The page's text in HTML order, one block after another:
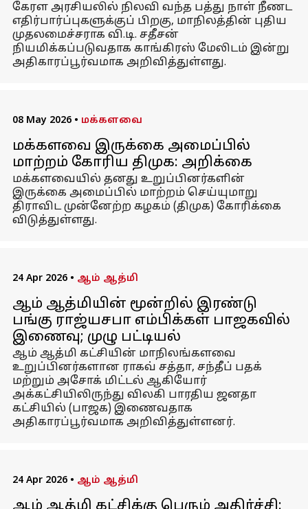
கேரள அரசியலில் நிலவி வந்த பத்து நாள் நீணட
எதிர்பார்ப்புகளுக்குப் பிறகு, மாநிலத்தின் புதிய
முதலமைச்சராக வி.டி. சதீசன்
நியமிக்கப்படுவதாக காங்கிரஸ் மேலிடம் இன்று
அதிகாரப்பூர்வமாக அறிவித்துள்ளது.
08 May 2026 • மக்களவை
மக்களவை இருக்கை அமைப்பில்
மாற்றம் கோரிய திமுக: அறிக்கை
மக்களவையில் தனது உறுப்பினர்களின்
இருக்கை அமைப்பில் மாற்றம் செய்யுமாறு
திராவிட முன்னேற்ற கழகம் (திமுக) கோரிக்கை
விடுத்துள்ளது.
24 Apr 2026 • ஆம் ஆத்மி
ஆம் ஆத்மியின் மூன்றில் இரண்டு
பங்கு ராஜ்யசபா எம்பிக்கள் பாஜகவில்
இணைவு; முழு பட்டியல்
ஆம் ஆத்மி கட்சியின் மாநிலங்களவை
உறுப்பினர்களான ராகவ் சத்தா, சந்தீப் பதக்
மற்றும் அசோக் மிட்டல் ஆகியோர்
அக்கட்சியிலிருந்து விலகி பாரதிய ஜனதா
கட்சியில் (பாஜக) இணைவதாக
அதிகாரப்பூர்வமாக அறிவித்துள்ளனர்.
24 Apr 2026 • ஆம் ஆத்மி